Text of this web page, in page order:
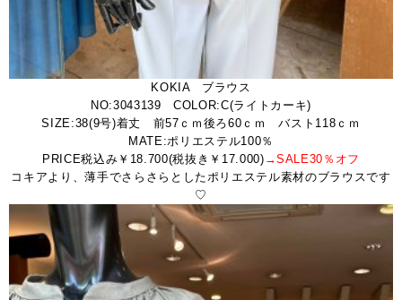
KOKIA ブラウス
NO:3043139 COLOR:C(ライトカーキ)
SIZE:38(9号)着丈 前57ｃｍ後ろ60ｃｍ バスト118ｃｍ
MATE:ポリエステル100％
PRICE税込み￥18.700(税抜き￥17.000) →SALE30％オフ
コキアより、薄手でさらさらとしたポリエステル素材のブラウスです
♡